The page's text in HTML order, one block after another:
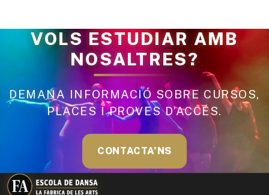
VOLS ESTUDIAR AMB
NOSALTRES?
DEMANA INFORMACIÓ SOBRE CURSOS,
PLACES I PROVES D’ACCÉS.
CONTACTA’NS